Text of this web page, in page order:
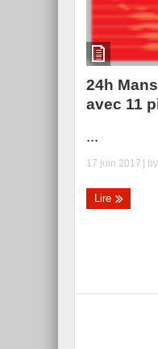
24h
avec 11
...
17 juin 2017 | by
Lire